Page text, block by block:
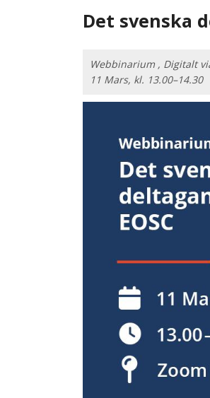
Det svenska
Webbinarium , Digitalt
11 Mars, kl. 13.00–14.30